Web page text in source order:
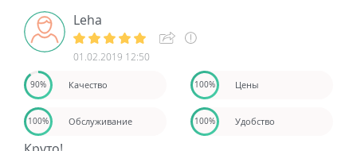
Leha
01.02.2019 12:50
90% Качество 100% Цены
100% Обслуживание 100% Удобство